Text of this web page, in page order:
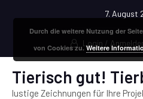
7. August
Login /
Tierisch gut!
lustige Zeichnungen für Ihre
Durch die weitere Nutzung der
von Cookies zu.Weitere